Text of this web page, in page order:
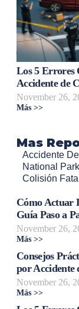
Los 5 Errores
Accidente de
November 26,
Más >>
Mas
Accidente
National Park
Colisión Fatal
Cómo Actuar
Guía Paso a
November 26,
Más >>
Consejos
por Accidente
November 26,
Más >>